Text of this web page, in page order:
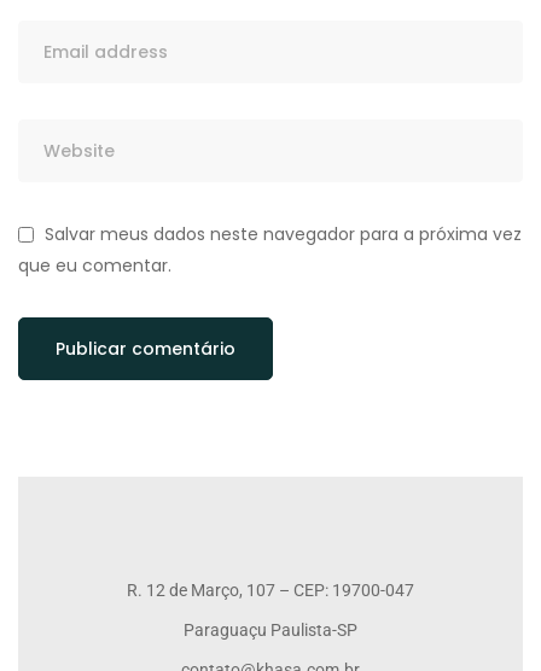
Salvar meus dados neste navegador para a próxima vez
que eu comentar.
R. 12 de Março, 107 – CEP: 19700-047
Paraguaçu Paulista-SP